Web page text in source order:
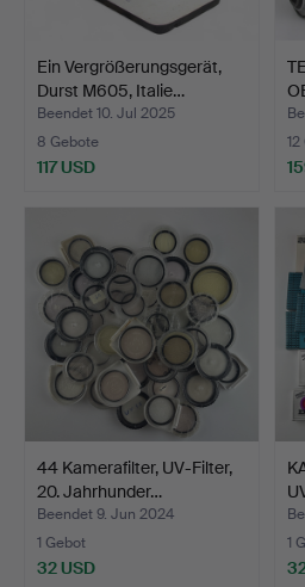
Ein Vergrößerungsgerät,
Durst M605, Italie…
Beendet 10. Jul 2025
8 Gebote
117 USD
44 Kamerafilter, UV-Filter,
20. Jahrhunder…
Beendet 9. Jun 2024
1 Gebot
32 USD
1